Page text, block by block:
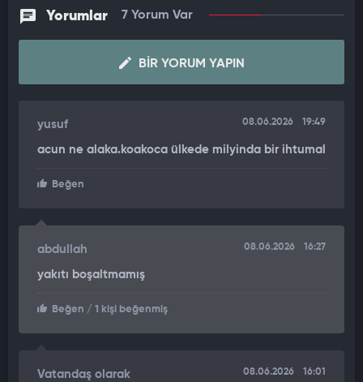
Kazada pilot ve yardımcı pilot hayatını kaybetti. Yetkililer,
uçakta mürettebat dışında kimsenin bulunmadığını açıkladı.
Sosyal medyada paylaşılan görüntülerde, piste iniş yapmaya
çalışan jetin motorundan yoğun duman yükseldiği, ardından
Yerel basında yer alan bilgilere göre, pilotlar kalkışın ardından
meydana gelen motor arızası nedeniyle havalimanına geri
yönünden yaklaşmaya çalışan ekip, güvenli inişi
gerçekleştiremedi.
Yorumlar 7 Yorum Var
BIR YORUM YAPIN
yusuf 08.06.2026 19:49
acun ne alaka.koakoca ülkede milyinda bir ihtumal
Beğen
abdullah 08.06.2026 16:27
yakıtı boşaltmamış
Beğen / 1 kişi beğenmiş
Vatandaş olarak 08.06.2026 16:01